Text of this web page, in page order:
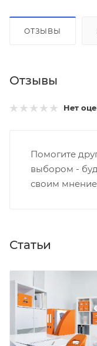
ОТЗЫВЫ
Отзывы
Нет
Помогите
выбором -
своим
Статьи